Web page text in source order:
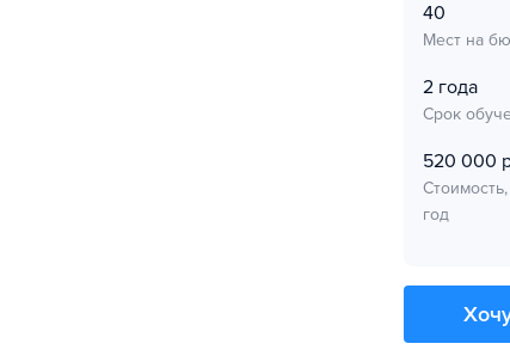
40
Мест на
2 года
Срок
520 000
год